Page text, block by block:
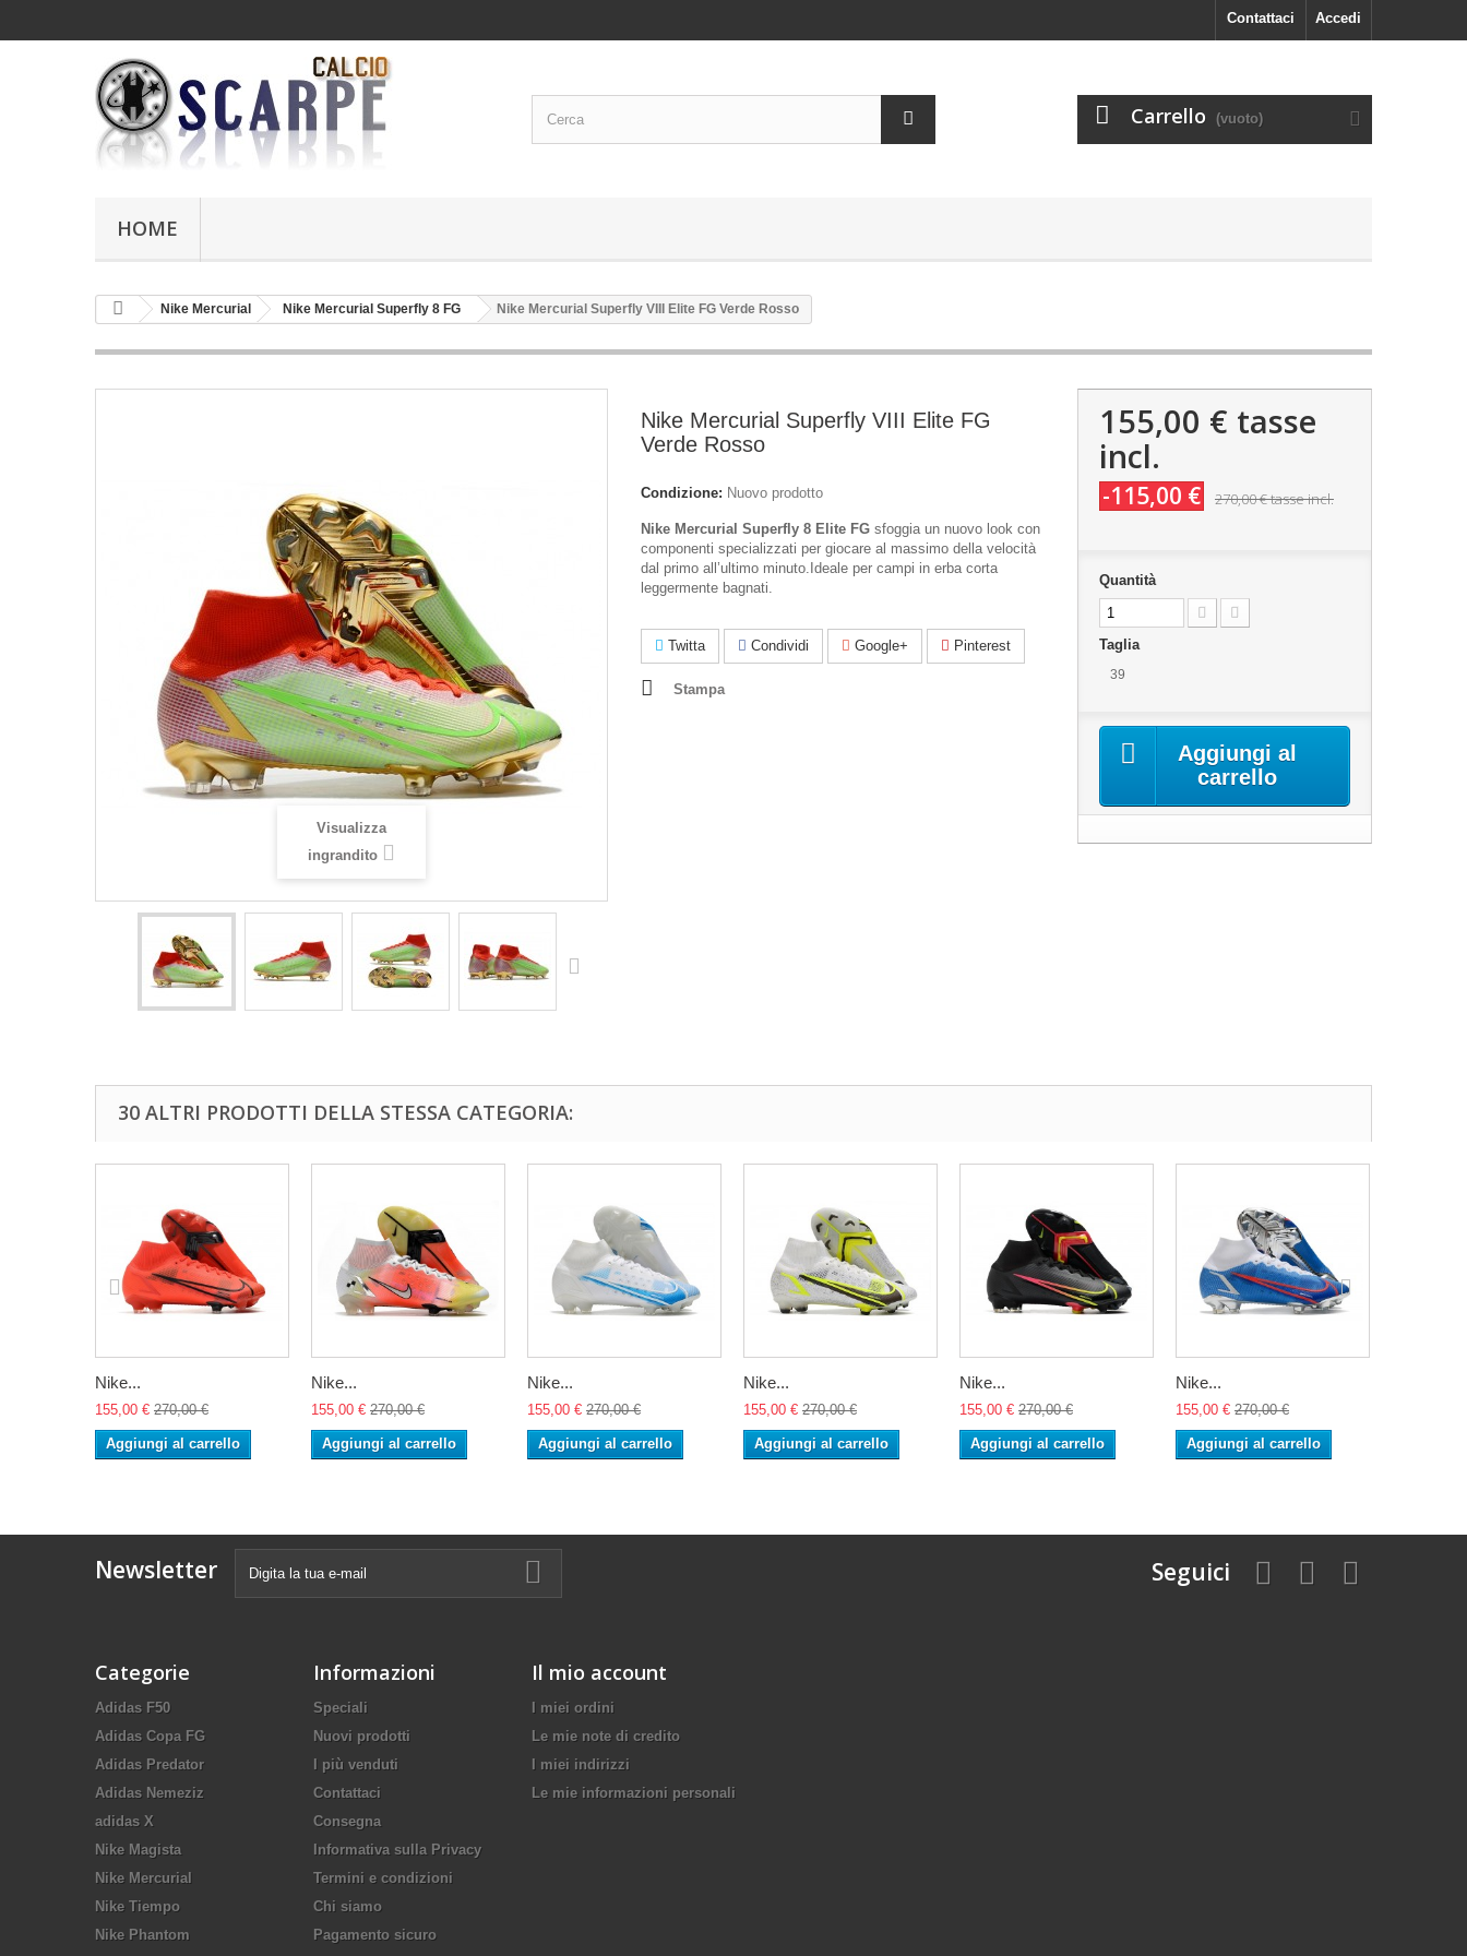
Accedi
Contattaci
Carrello (vuoto)
HOME
Nike Mercurial Nike Mercurial Superfly 8 FG Nike Mercurial Superfly VIII Elite FG Verde Rosso
Visualizza
ingrandito
Nike Mercurial Superfly VIII Elite FG
Verde Rosso
Condizione: Nuovo prodotto
Nike Mercurial Superfly 8 Elite FG sfoggia un nuovo look con
componenti specializzati per giocare al massimo della velocità
dal primo all’ultimo minuto.Ideale per campi in erba corta
leggermente bagnati.
Twitta Condividi Google+ Pinterest
Stampa
155,00 € tasse
incl.
-115,00 € 270,00 €tasse incl.
Quantità
Taglia
39
Aggiungi al
carrello
30 ALTRI PRODOTTI DELLA STESSA CATEGORIA:
Nike...
155,00 € 270,00 €
Aggiungi al carrello
Nike...
155,00 € 270,00 €
Aggiungi al carrello
Nike...
155,00 € 270,00 €
Aggiungi al carrello
Nike...
155,00 € 270,00 €
Aggiungi al carrello
Nike...
155,00 € 270,00 €
Aggiungi al carrello
Nike...
155,00 € 270,00 €
Aggiungi al carrello
Newsletter Seguici
Categorie
Adidas F50
Adidas Copa FG
Adidas Predator
Adidas Nemeziz
adidas X
Nike Magista
Nike Mercurial
Nike Tiempo
Nike Phantom
Informazioni
Speciali
Nuovi prodotti
I più venduti
Contattaci
Consegna
Informativa sulla Privacy
Termini e condizioni
Chi siamo
Pagamento sicuro
Il mio account
I miei ordini
Le mie note di credito
I miei indirizzi
Le mie informazioni personali